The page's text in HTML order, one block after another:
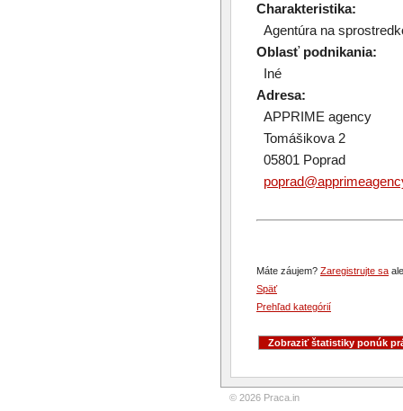
Charakteristika:
Agentúra na
Oblasť podnikania:
Iné
Adresa:
APPRIME agency
Tomášikova 2
05801 Poprad
Máte záujem? Zaregistrujte sa
Späť
Prehľad kategórií
© 2026 Praca.in